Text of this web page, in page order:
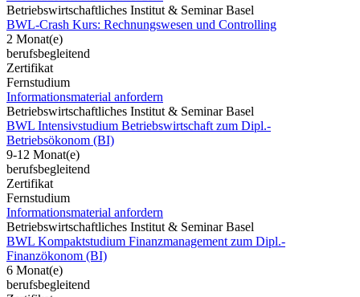
Betriebswirtschaftliches Institut & Seminar Basel
BWL-Crash Kurs: Rechnungswesen und Controlling
2 Monat(e)
berufsbegleitend
Zertifikat
Fernstudium
Informationsmaterial anfordern
Betriebswirtschaftliches Institut & Seminar Basel
BWL Intensivstudium Betriebswirtschaft zum Dipl.-
Betriebsökonom (BI)
9-12 Monat(e)
berufsbegleitend
Zertifikat
Fernstudium
Informationsmaterial anfordern
Betriebswirtschaftliches Institut & Seminar Basel
BWL Kompaktstudium Finanzmanagement zum Dipl.-
Finanzökonom (BI)
6 Monat(e)
berufsbegleitend